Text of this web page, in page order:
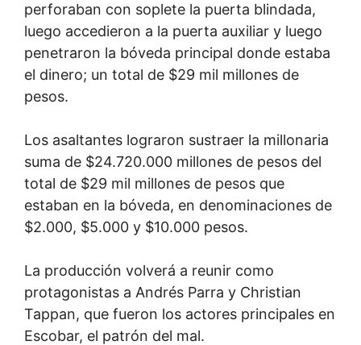
perforaban con soplete la puerta blindada,
luego accedieron a la puerta auxiliar y luego
penetraron la bóveda principal donde estaba
el dinero; un total de $29 mil millones de
pesos.
Los asaltantes lograron sustraer la millonaria
suma de $24.720.000 millones de pesos del
total de $29 mil millones de pesos que
estaban en la bóveda, en denominaciones de
$2.000, $5.000 y $10.000 pesos.
La producción volverá a reunir como
protagonistas a Andrés Parra y Christian
Tappan, que fueron los actores principales en
Escobar, el patrón del mal.